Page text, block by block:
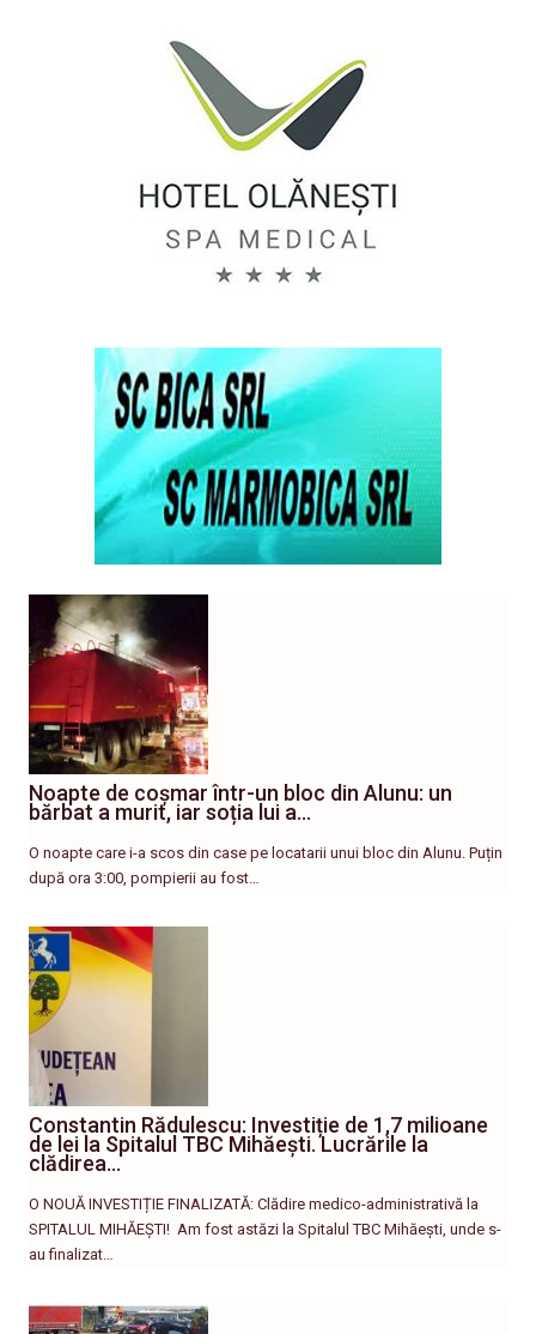
Noapte de coșmar într-un bloc din Alunu: un
bărbat a murit, iar soția lui a…
O noapte care i-a scos din case pe locatarii unui bloc din Alunu. Puțin
după ora 3:00, pompierii au fost…
Constantin Rădulescu: Investiție de 1,7 milioane
de lei la Spitalul TBC Mihăești. Lucrările la
clădirea…
O NOUĂ INVESTIȚIE FINALIZATĂ: Clădire medico-administrativă la
SPITALUL MIHĂEȘTI! ​ Am fost astăzi la Spitalul TBC Mihăești, unde s-
au finalizat…